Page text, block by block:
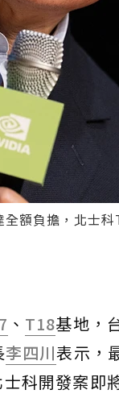
額負擔，北士
、 T18基地，
李四川表示，
科開發案即